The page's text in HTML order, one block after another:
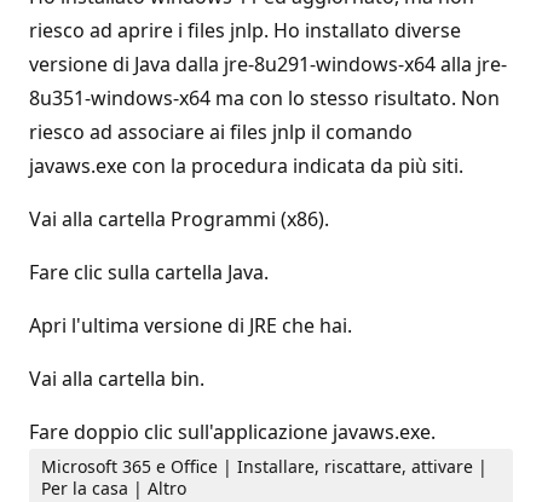
riesco ad aprire i files jnlp. Ho installato diverse
versione di Java dalla jre-8u291-windows-x64 alla jre-
8u351-windows-x64 ma con lo stesso risultato. Non
riesco ad associare ai files jnlp il comando
javaws.exe con la procedura indicata da più siti.
Vai alla cartella Programmi (x86).
Fare clic sulla cartella Java.
Apri l'ultima versione di JRE che hai.
Vai alla cartella bin.
Fare doppio clic sull'applicazione javaws.exe.
Microsoft 365 e Office | Installare, riscattare, attivare |
Per la casa | Altro